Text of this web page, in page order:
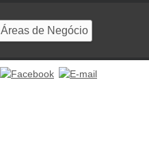
Áreas de Negócio